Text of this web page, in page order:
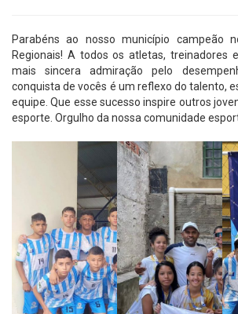
Parabéns ao nosso município campeão
Regionais! A todos os atletas, treinadores
mais sincera admiração pelo
conquista de vocês é um reflexo do talento,
equipe. Que esse sucesso inspire outros
esporte. Orgulho da nossa comunidade